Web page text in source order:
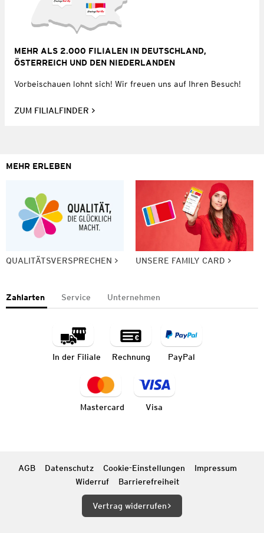
MEHR ALS 2.000 FILIALEN IN DEUTSCHLAND,
ÖSTERREICH UND DEN NIEDERLANDEN
Vorbeischauen lohnt sich! Wir freuen uns auf Ihren Besuch!
ZUM FILIALFINDER
MEHR ERLEBEN
QUALITÄTSVERSPRECHEN UNSERE FAMILY CARD
Zahlarten Service Unternehmen
In der Filiale Rechnung PayPal
Mastercard Visa
AGB Datenschutz Cookie-Einstellungen
Impressum
Widerruf
Barrierefreiheit
Vertrag widerrufen